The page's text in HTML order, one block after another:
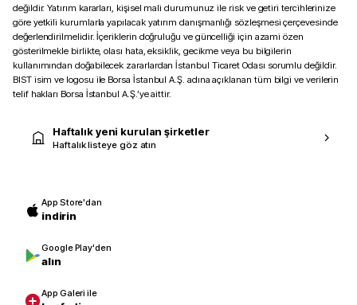
değildir. Yatırım kararları, kişisel mali durumunuz ile risk ve getiri tercihlerinize
göre yetkili kurumlarla yapılacak yatırım danışmanlığı sözleşmesi çerçevesinde
değerlendirilmelidir. İçeriklerin doğruluğu ve güncelliği için azami özen
gösterilmekle birlikte, olası hata, eksiklik, gecikme veya bu bilgilerin
kullanımından doğabilecek zararlardan İstanbul Ticaret Odası sorumlu değildir.
BIST isim ve logosu ile Borsa İstanbul A.Ş. adına açıklanan tüm bilgi ve verilerin
telif hakları Borsa İstanbul A.Ş.’ye aittir.
Haftalık yeni kurulan şirketler
Haftalık listeye göz atın
App Store'dan
indirin
Google Play'den
alın
App Galeri ile